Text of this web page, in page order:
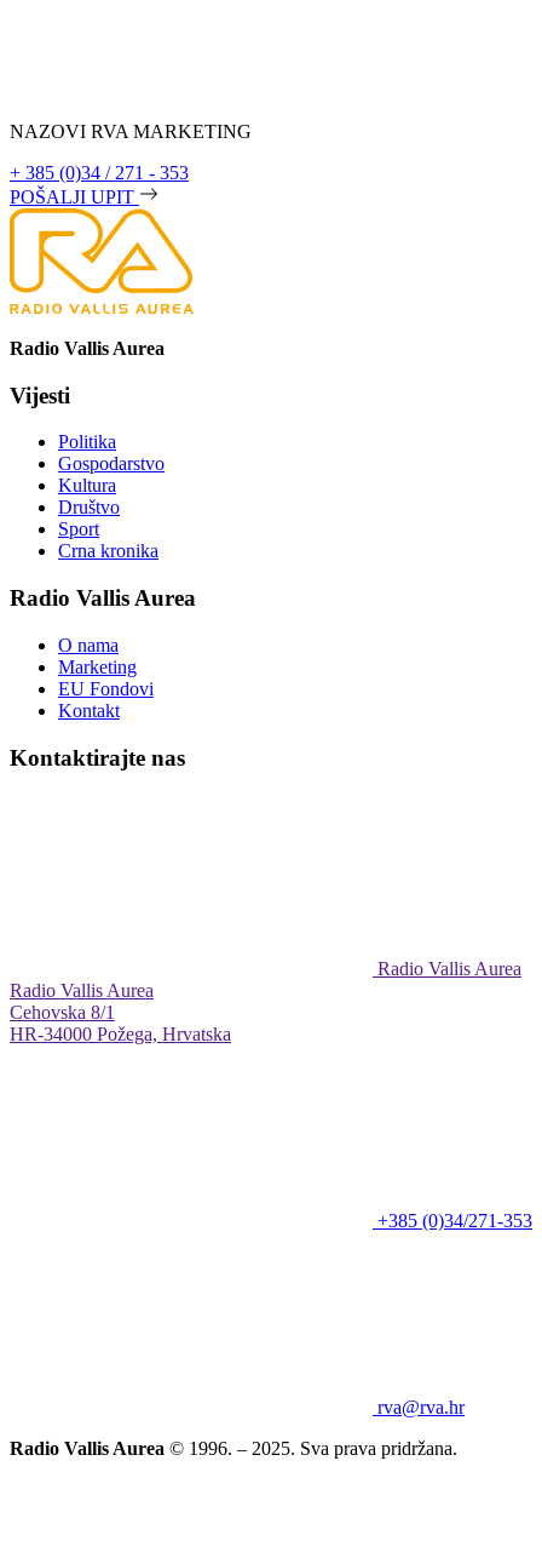
NAZOVI RVA MARKETING
+ 385 (0)34 / 271 - 353
POŠALJI UPIT
Radio Vallis Aurea
Vijesti
Politika
Gospodarstvo
Kultura
Društvo
Sport
Crna kronika
Radio Vallis Aurea
O nama
Marketing
EU Fondovi
Kontakt
Kontaktirajte nas
Radio Vallis Aurea
Radio Vallis Aurea
Cehovska 8/1
HR-34000 Požega, Hrvatska
+385 (0)34/271-353
rva@rva.hr
Radio Vallis Aurea © 1996. – 2025. Sva prava pridržana.